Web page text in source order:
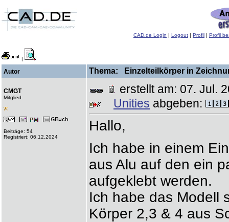
CAD.de Login | Logout | Profil | Profil
|
Autor Thema: Einzelteilkörper in
CMGT
Mitglied
Beiträge: 54
Registriert: 06.12.2024
erstellt am: 07.
Unities abgeben:
Hallo,
Ich habe in einem
aus Alu auf den ein
aufgeklebt werden.
Ich habe das Modell
Körper 2,3 & 4 aus